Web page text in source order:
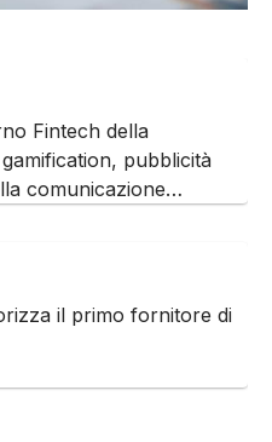
Fintech della
pubblicità
comunicazione
il primo fornitore di